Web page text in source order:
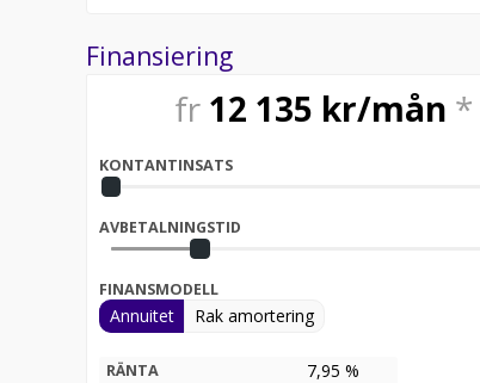
Finansiering
fr 12 135 kr/mån *
KONTANTINSATS
AVBETALNINGSTID
FINANSMODELL
Annuitet Rak amortering
RÄNTA 7,95 %